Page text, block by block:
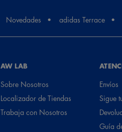
Novedades adidas Terrace
AW LAB
Sobre Nosotros
Localizador de Tiendas
Trabaja con Nosotros
Envíos
Sigue
Guía